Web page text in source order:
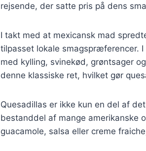
rejsende, der satte pris på dens
I takt med at mexicansk mad
tilpasset lokale smagspræferencer.
med kylling, svinekød, grøntsager
denne klassiske ret, hvilket gør
Quesadillas er ikke kun en del af
bestanddel af mange amerikanske
guacamole, salsa eller creme